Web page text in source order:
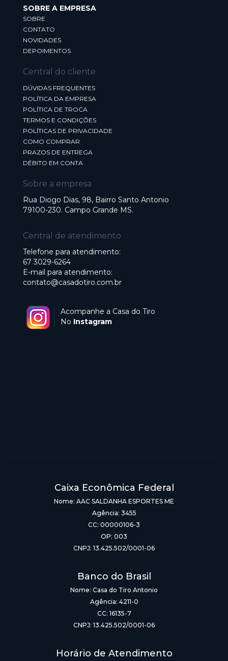
SOBRE A EMPRESA
SOBRE
CONTATO
NOVIDADES
DEPOIMENTOS
Central do cliente
DÚVIDAS FREQUENTES
POLÍTICA DA EMPRESA
POLÍTICA DE TROCA
TERMOS E CONDIÇÕES
POLÍTICAS DE PRIVACIDADE
COMO COMPRAR
PRAZOS DE ENTREGA
DÉBITO EM CONTA
Sobre a empresa
Rua Diogo Dias, 98, Bairro Santo Antonio
79100-230. Campo Grande MS.
Central de atendimento
Telefone para atendimento:
67 3029-6264
E-mail para atendimento:
contato@casadotiro.com.br
Acompanhe a Casa do Tiro
No Instagram
Caixa Econômica Federal
Nome: AAC SALDANHA ESPORTES ME
Agência: 3455
CC: 00000106-3
OP: 003
CNPJ: 13.425.502/0001-06
Banco do Brasil
Nome: Casa do Tiro Antonio
Agência: 4211-0
CC: 16135-7
CNPJ: 13.425.502/0001-06
Horário de Atendimento